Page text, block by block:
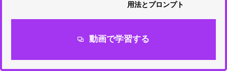
「機械学習」のコース一覧を見る
用法とプロンプト
動画で学習する